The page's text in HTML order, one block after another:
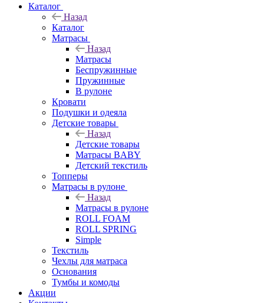
Каталог
Назад
Каталог
Матрасы
Назад
Матрасы
Беспружинные
Пружинные
В рулоне
Кровати
Подушки и одеяла
Детские товары
Назад
Детские товары
Матрасы BABY
Детский текстиль
Топперы
Матрасы в рулоне
Назад
Матрасы в рулоне
ROLL FOAM
ROLL SPRING
Simple
Текстиль
Чехлы для матраса
Основания
Тумбы и комоды
Акции